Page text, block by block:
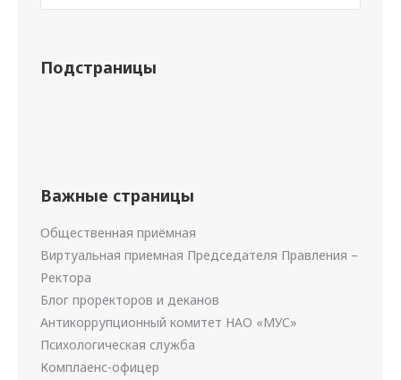
Подстраницы
Важные страницы
Общественная приёмная
Виртуальная приемная Председателя Правления –
Ректора
Блог проректоров и деканов
Антикоррупционный комитет НАО «МУС»
Психологическая служба
Комплаенс-офицер